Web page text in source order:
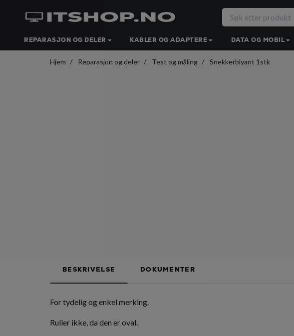
REPARASJON OG DELER KABLER OG ADAPTERE DATA OG MOBIL
Hjem Reparasjon og deler Test og måling Snekkerblyant 1stk
BESKRIVELSE DOKUMENTER
For tydelig og enkel merking.
Ruller ikke, da den er oval.